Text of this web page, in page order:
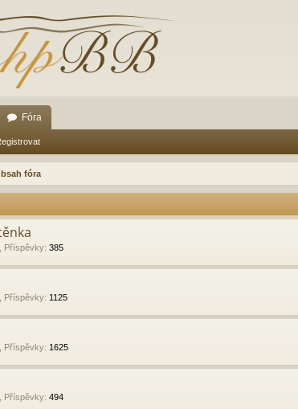
Fóra
fóra
Příspěvky: 385
Příspěvky: 1125
Příspěvky: 1625
Příspěvky: 494